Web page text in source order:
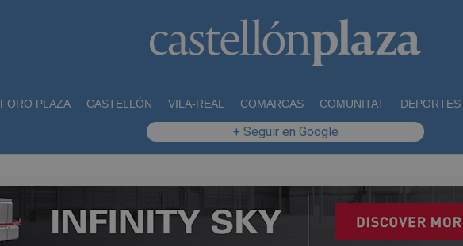
FORO PLAZA CASTELLÓN VILA-REAL COMARCAS COMUNITAT DEPORTES
+ Seguir en Google